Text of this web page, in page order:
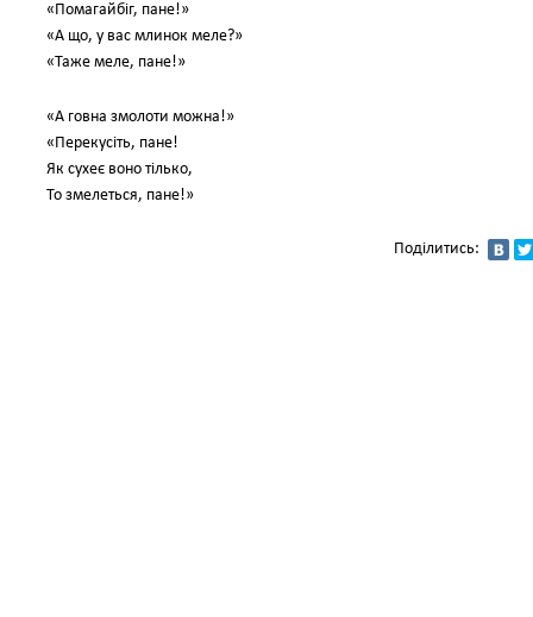
«Помагайбіг, пане!»
«А що, у вас млинок меле?»
«Таже меле, пане!»
«А говна змолоти можна!»
«Перекусіть, пане!
Як сухеє воно тілько,
То змелеться, пане!»
Поділитись: